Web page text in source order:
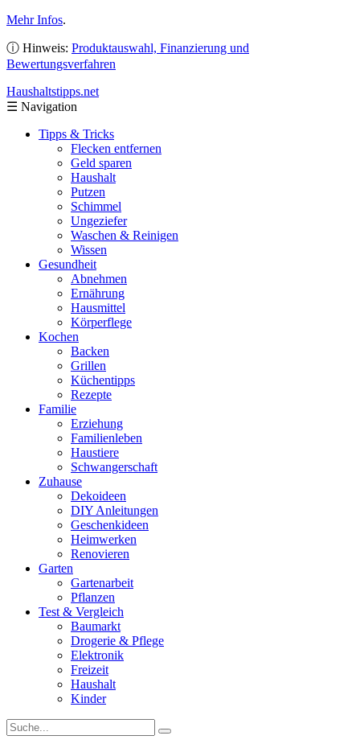
Mehr Infos.
ⓘ Hinweis: Produktauswahl, Finanzierung und
Bewertungsverfahren
Haushaltstipps.net
☰ Navigation
Tipps & Tricks
Flecken entfernen
Geld sparen
Haushalt
Putzen
Schimmel
Ungeziefer
Waschen & Reinigen
Wissen
Gesundheit
Abnehmen
Ernährung
Hausmittel
Körperflege
Kochen
Backen
Grillen
Küchentipps
Rezepte
Familie
Erziehung
Familienleben
Haustiere
Schwangerschaft
Zuhause
Dekoideen
DIY Anleitungen
Geschenkideen
Heimwerken
Renovieren
Garten
Gartenarbeit
Pflanzen
Test & Vergleich
Baumarkt
Drogerie & Pflege
Elektronik
Freizeit
Haushalt
Kinder